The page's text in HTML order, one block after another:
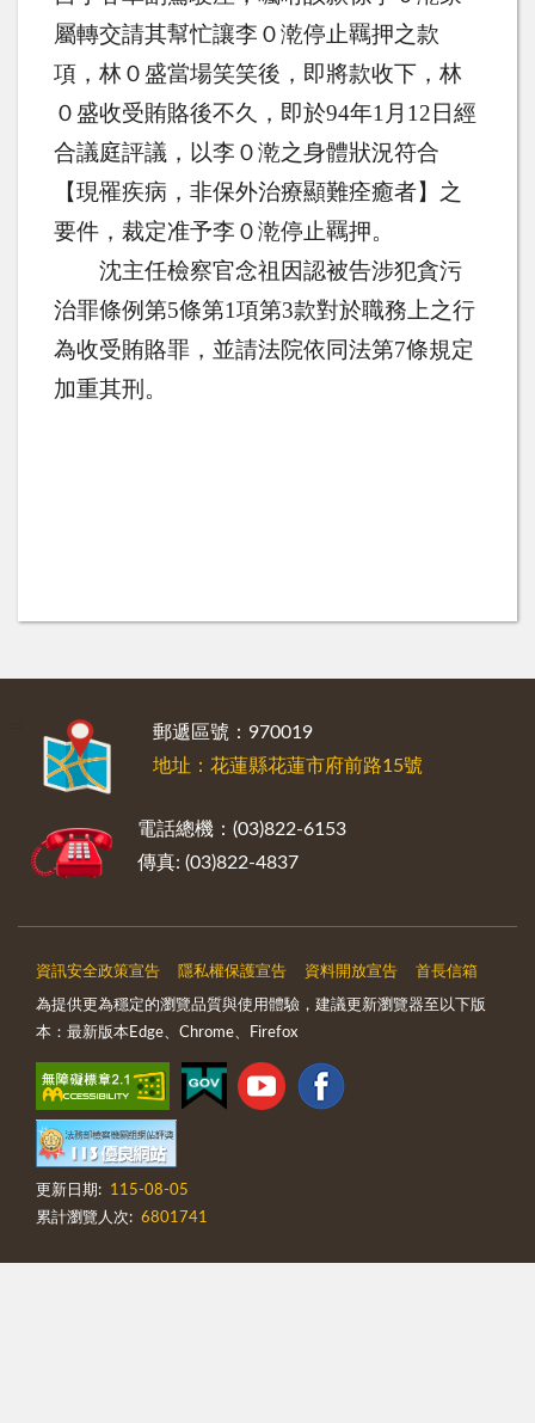
屬轉交請其幫忙讓李０漧停止羈押之款
項，林０盛當場笑笑後，即將款收下，林
０盛收受賄賂後不久，即於94年1 月 12日經
合議庭評議，以李０漧之身體狀況符合
【現罹疾病，非保外治療顯難痊癒者】之
要件，裁定准予李０漧停止羈押。
沈主任檢察官念祖因認被告涉犯貪污
治罪條例第5條第1項第3款對於職務上之行
為收受賄賂罪，並請法院依同法第7條規定
加重其刑。
郵遞區號：970019
地址：花蓮縣花蓮市府前路15號
電話總機：(03)822-6153
傳真: (03)822-4837
資訊安全政策宣告 隱私權保護宣告 資料開放宣告 首長信箱
為提供更為穩定的瀏覽品質與使用體驗，建議更新瀏覽器至以下版
本：最新版本Edge、Chrome、Firefox
更新日期:
115-08-05
累計瀏覽人次: 6801741